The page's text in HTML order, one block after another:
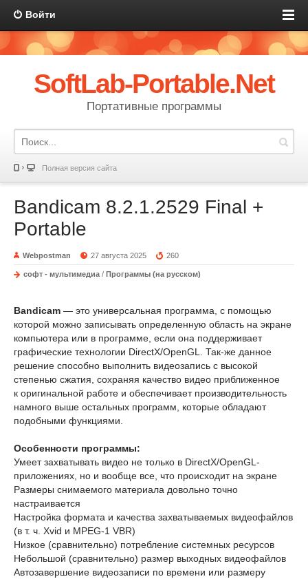
Войти
SoftLab-Portable.Net
Портативные программы
Полная версия сайта
Bandicam 8.2.1.2529 Final +
Portable
Webpostman 27 августа 2025 260
софт - мультимедиа / Программы (на русском)
Bandicam — это универсальная программа, с помощью
которой можно записывать определенную область на экране
компьютера или в программе, если она поддерживает
графические технологии DirectX/OpenGL. Так-же данное
решение способно выполнить видеозапись с высокой
степенью сжатия, сохраняя качество видео приближенное
к оригинальной работе и обеспечивает производительность
намного выше остальных программ, которые обладают
подобными функциями.
Особенности программы:
Умеет захватывать видео не только в DirectX/OpenGL-
приложениях, но и вообще все, что происходит на экране
Размеры снимаемого материала довольно точно
настраивается
Настройка формата и качества захватываемых видеофайлов
(в т. ч. Xvid и MPEG-1 VBR)
Низкое (сравнительно) потребление системных ресурсов
Небольшой (сравнительно) размер выходных видеофайлов
Автозавершение видеозаписи по времени или размеру